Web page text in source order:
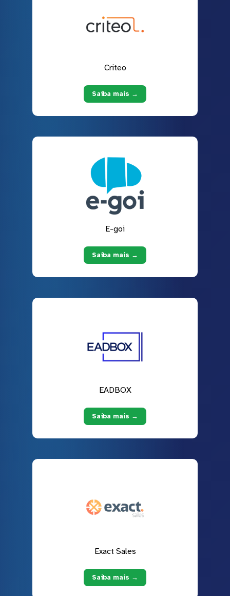
Criteo
Saiba mais →
E-goi
Saiba mais →
EADBOX
Saiba mais →
Exact Sales
Saiba mais →